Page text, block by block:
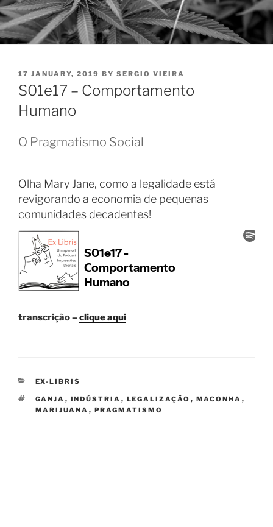
POSTED
ON
17 JANUARY, 2019 BY SERGIO VIEIRA
S01e17 – Comportamento
Humano
O Pragmatismo Social
Olha Mary Jane, como a legalidade está
revigorando a economia de pequenas
comunidades decadentes!
transcrição –clique aqui
CATEGORIES
EX-LIBRIS
TAGS
GANJA , INDÚSTRIA , LEGALIZAÇÃO , MACONHA ,
MARIJUANA , PRAGMATISMO